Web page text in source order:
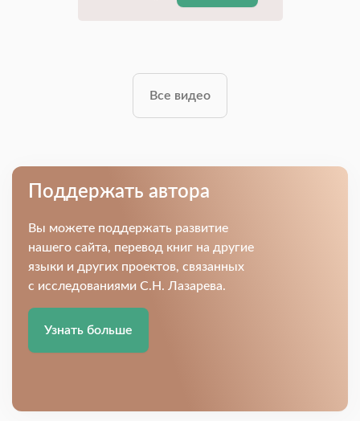
Все видео
Поддержать автора
Вы можете поддержать развитие
нашего сайта, перевод книг на другие
языки и других проектов, связанных
с исследованиями С.Н. Лазарева.
Узнать больше